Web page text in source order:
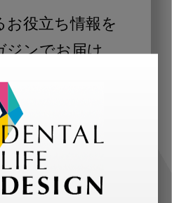
お役立ち情報を
ジンでお届け
職種（歯科医師、歯
工士）に合わせた内
ンをお届けします。